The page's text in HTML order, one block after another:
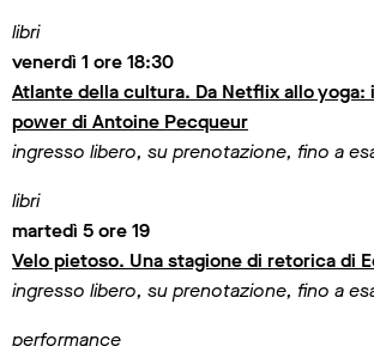
libri
venerdì 1 ore 18:30
Atlante della cultura. Da Netflix allo
power di Antoine Pecqueur
ingresso libero, su prenotazione, fino a
libri
martedì 5 ore 19
Velo pietoso. Una stagione di retorica di
ingresso libero, su prenotazione, fino a
performance